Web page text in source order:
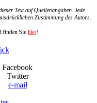
Text auf Quellenangaben. Jede
Zustimmung des Autors.
finden Sie hier!
Facebook
Twitter
e-mail